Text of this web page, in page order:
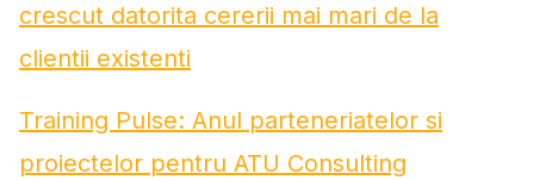
crescut datorita cererii mai mari de la
clientii existenti
Training Pulse: Anul parteneriatelor si
proiectelor pentru ATU Consulting